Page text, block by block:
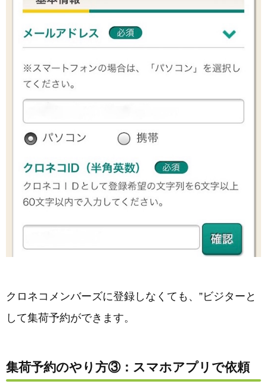
クロネコメンバーズに登録しなくても、”ビジターと
して集荷予約ができます。
集荷予約のやり方③：スマホアプリで依頼